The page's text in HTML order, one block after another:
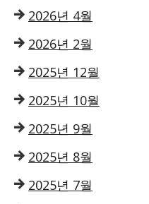
2026년 4월
2026년 2월
2025년 12월
2025년 10월
2025년 9월
2025년 8월
2025년 7월